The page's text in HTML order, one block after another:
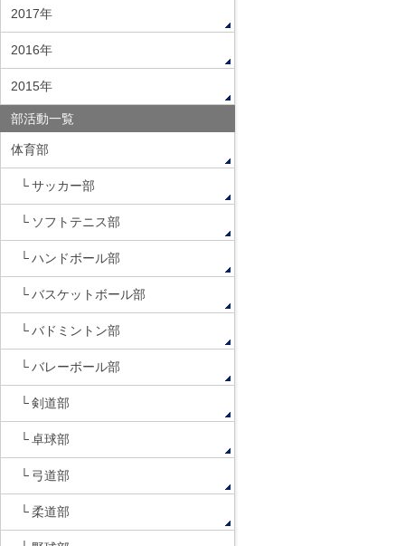
2017年
2016年
2015年
部活動一覧
体育部
サッカー部
ソフトテニス部
ハンドボール部
バスケットボール部
バドミントン部
バレーボール部
剣道部
卓球部
弓道部
柔道部